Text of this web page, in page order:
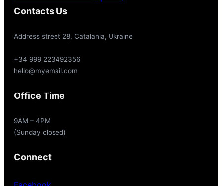
Contacts Us
Address street 28, Catalania, Ukraine
+34 999 223492356
hello@myemail.com
Office Time
9AM – 4PM
(Sunday closed)
Connect